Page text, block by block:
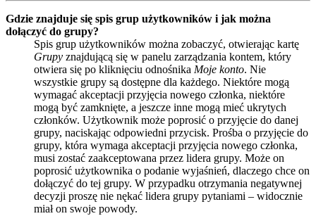
Gdzie znajduje się spis grup użytkowników i jak można
dołączyć do grupy?
Spis grup użytkowników można zobaczyć, otwierając kartę
Grupy znajdującą się w panelu zarządzania kontem, który
otwiera się po kliknięciu odnośnika Moje konto. Nie
wszystkie grupy są dostępne dla każdego. Niektóre mogą
wymagać akceptacji przyjęcia nowego członka, niektóre
mogą być zamknięte, a jeszcze inne mogą mieć ukrytych
członków. Użytkownik może poprosić o przyjęcie do danej
grupy, naciskając odpowiedni przycisk. Prośba o przyjęcie do
grupy, która wymaga akceptacji przyjęcia nowego członka,
musi zostać zaakceptowana przez lidera grupy. Może on
poprosić użytkownika o podanie wyjaśnień, dlaczego chce on
dołączyć do tej grupy. W przypadku otrzymania negatywnej
decyzji proszę nie nękać lidera grupy pytaniami – widocznie
miał on swoje powody.